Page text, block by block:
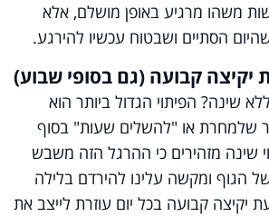
משהו מרגיע באופן מושלם, אלא
הסתיים ושבטוח עכשיו להירגע.
שינה? הפיתוי הגדול ביותר הוא
שלמחרת או "להשלים שעות" בסוף
שינה מזהירים כי ההרגל הזה משבש
הגוף ומקשה עלינו להירדם בלילה
קבועה בכל יום עוזרת לייצב את